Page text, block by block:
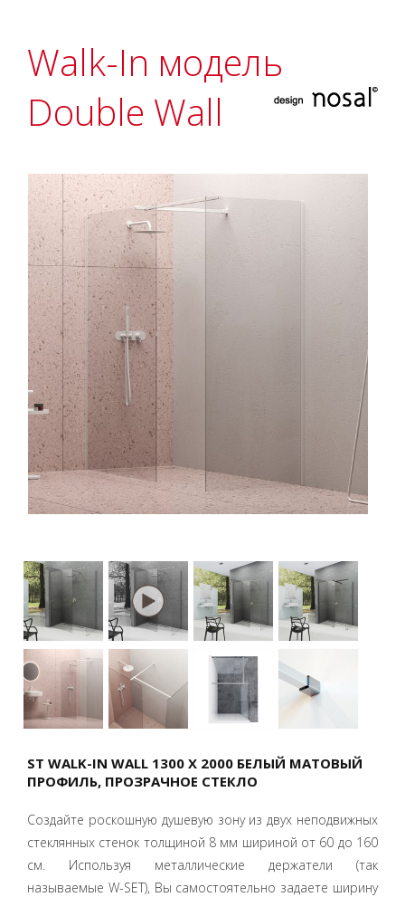
Walk-In модель
Double Wall
ST WALK-IN WALL 1300 X 2000 БЕЛЫЙ МАТОВЫЙ
ПРОФИЛЬ, ПРОЗРАЧНОЕ СТЕКЛО
Создайте роскошную душевую зону из двух неподвижных
стеклянных стенок толщиной 8 мм шириной от 60 до 160
см. Используя металлические держатели (так
называемые W-SET), Вы самостоятельно задаете ширину